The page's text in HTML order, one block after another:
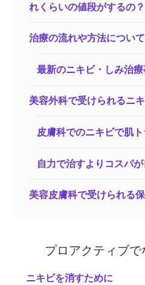
れくらいの値段がするの？
治療の流れや方法について
最新のニキビ・しみ治
美容外科で受けられるニ
皮膚科でのニキビで肌
自力で治すよりコスパ
美容皮膚科で受けられる
プロアクティブ
ニキビを消すために